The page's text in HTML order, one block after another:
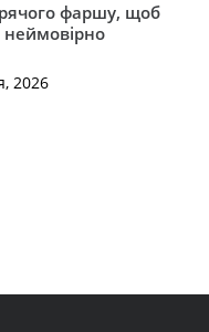
фаршу, щоб
2026